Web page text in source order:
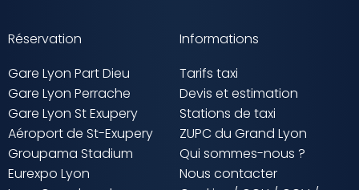
Réservation
Gare Lyon Part Dieu
Gare Lyon Perrache
Gare Lyon St Exupery
Aéroport de St-Exupery
Groupama Stadium
Eurexpo Lyon
Informations
Tarifs taxi
Devis et estimation
Stations de taxi
ZUPC du Grand Lyon
Qui sommes-nous ?
Nous contacter